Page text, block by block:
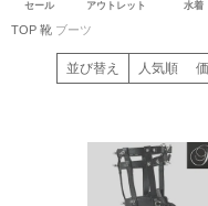
セール アウトレット 水着
TOP 靴 ブーツ
並び替え 人気順